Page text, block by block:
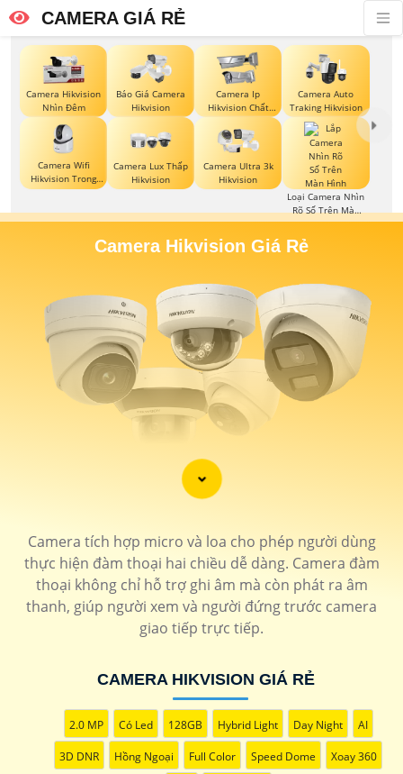
CAMERA GIÁ RẺ
Camera Hikvision
Nhìn Đêm
Báo Giá Camera
Hikvision
Camera Ip
Hikvision Chất
Lượng
Camera Auto
Traking Hikvision
Camera Wifi
Hikvision Trong
Nhà
Camera Lux Thấp
Hikvision
Camera Ultra 3k
Hikvision
Loại Camera Nhìn
Rõ Số Trên Màn
Hình
Camera Hikvision Giá Rẻ
'
Camera tích hợp micro và loa cho phép người dùng
thực hiện đàm thoại hai chiều dễ dàng. Camera đàm
thoại không chỉ hỗ trợ ghi âm mà còn phát ra âm
thanh, giúp người xem và người đứng trước camera
giao tiếp trực tiếp.
CAMERA HIKVISION GIÁ RẺ
2.0 MP Có Led 128GB Hybrid Light Day Night AI
3D DNR Hồng Ngoại Full Color Speed Dome Xoay 360